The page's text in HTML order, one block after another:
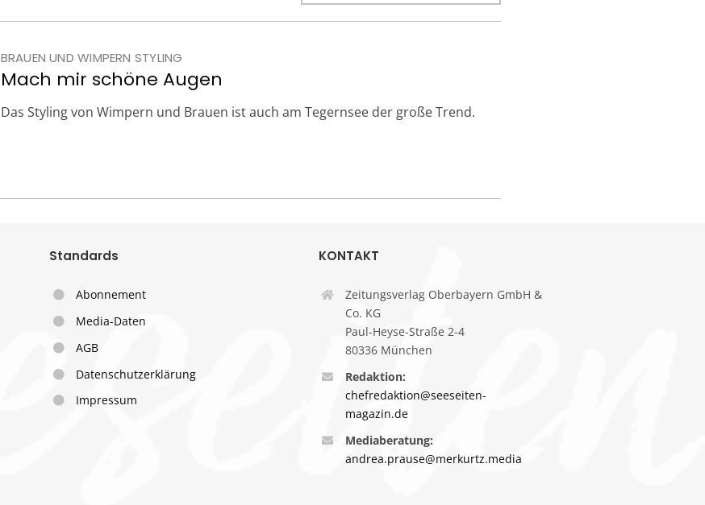
BRAUEN UND WIMPERN STYLING
Mach mir schöne Augen
Das Styling von Wimpern und Brauen ist auch am Tegernsee der große Trend.
Standards
Abonnement
Media-Daten
AGB
Datenschutzerklärung
Impressum
KONTAKT
Zeitungsverlag Oberbayern GmbH &
Co. KG
Paul-Heyse-Straße 2-4
80336 München
Redaktion:
chefredaktion@seeseiten-
magazin.de
Mediaberatung:
andrea.prause@merkurtz.media